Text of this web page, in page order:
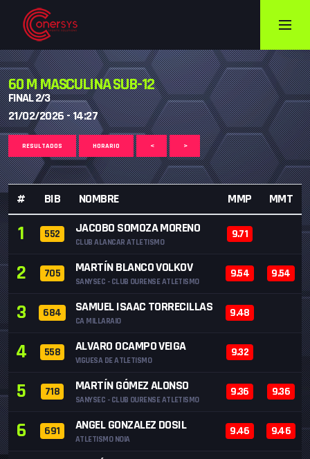
60 M MASCULINA SUB-12
FINAL 2/3
21/02/2026 - 14:27
RESULTADOS HORARIO < >
# BIB NOMBRE MMP MMT
1 552 JACOBO SOMOZA MORENO
CLUB ALANCAR ATLETISMO
9.71
2 705 MARTÍN BLANCO VOLKOV
SANYSEC - CLUB OURENSE ATLETISMO
9.54 9.54
3 684 SAMUEL ISAAC TORRECILLAS
CA MILLARAIO
9.48
4 558 ALVARO OCAMPO VEIGA
VIGUESA DE ATLETISMO
9.32
5 718 MARTÍN GÓMEZ ALONSO
SANYSEC - CLUB OURENSE ATLETISMO
9.36 9.36
6 691 ANGEL GONZALEZ DOSIL
ATLETISMO NOIA
9.46 9.46